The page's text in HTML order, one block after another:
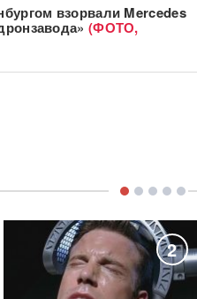
взорвали Mercedes
(ФОТО,
2